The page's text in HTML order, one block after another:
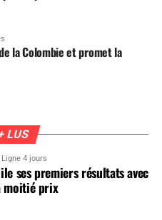
la Colombie et promet la
LUS
Ligne 4 jours
ses premiers résultats avec
moitié prix